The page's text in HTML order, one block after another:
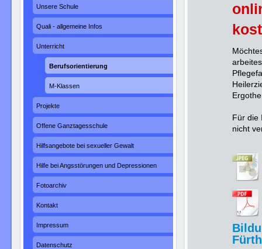
Für die
nicht
Fürth
Unsere Schule
Quali - allgemeine Infos
Unterricht
Berufsorientierung
M-Klassen
Projekte
Offene Ganztagesschule
Hilfsangebote bei sexueller Gewalt
Hilfe bei Angsstörungen und Depressionen
Fotoarchiv
Kontakt
Impressum
Datenschutz